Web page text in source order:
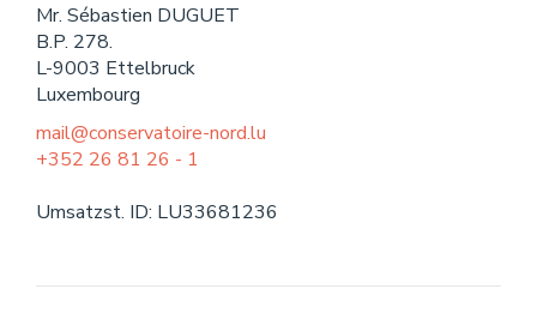
Theater
VERANSTALTUNGEN
KONTAKT
Mr. Sébastien DUGUET
B.P. 278.
L-9003 Ettelbruck
Luxembourg
mail@conservatoire-nord.lu
+352 26 81 26 - 1
Umsatzst. ID: LU33681236